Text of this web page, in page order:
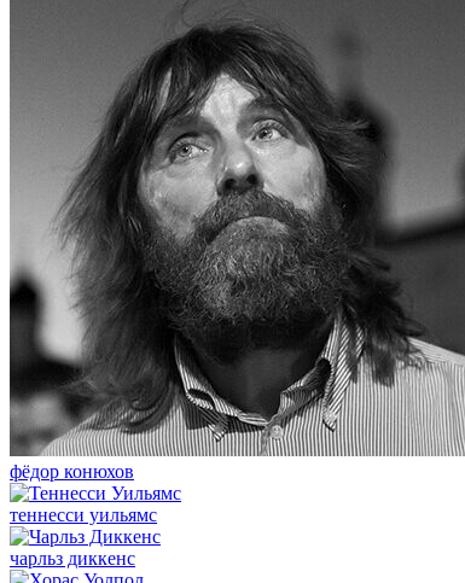
фёдор конюхов
теннесси уильямс
чарльз диккенс